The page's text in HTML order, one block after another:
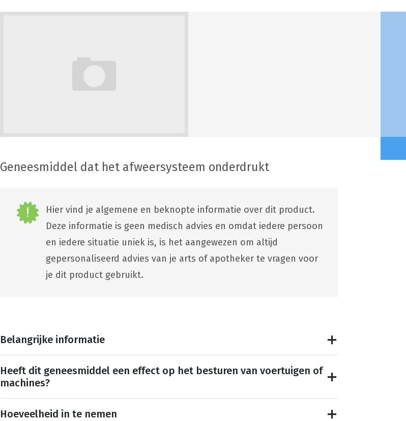
Geneesmiddel dat het afweersysteem onderdrukt
Hier vind je algemene en beknopte informatie over dit product.
Deze informatie is geen medisch advies en omdat iedere persoon
en iedere situatie uniek is, is het aangewezen om altijd
gepersonaliseerd advies van je arts of apotheker te vragen voor
je dit product gebruikt.
Belangrijke informatie
Heeft dit geneesmiddel een effect op het besturen van voertuigen of
machines?
Hoeveelheid in te nemen